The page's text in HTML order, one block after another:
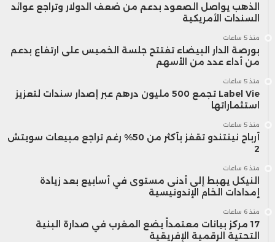
الذهب يواصل الصعود بدعم من ضعف الدولار وتراجع عوائد
السندات الأمريكية
منذ 5 ساعات
بورصة الدار البيضاء تفتتح جلسة الخميس على ارتفاع بدعم
من أداء عدد من الأسهم
منذ 5 ساعات
Label Vie تجمع 500 مليون درهم عبر إصدار سندات لتعزيز
استثماراتها
منذ 5 ساعات
أرباح نينتندو تقفز بأكثر من 50% رغم تراجع مبيعات سويتش
2
منذ 6 ساعات
النيكل يهبط إلى أدنى مستوى في أسابيع بعد زيادة
إمدادات الخام الإندونيسية
منذ 6 ساعات
17 مركز بيانات معتمداً يضع المغرب في صدارة البنية
التحتية الرقمية الإفريقية